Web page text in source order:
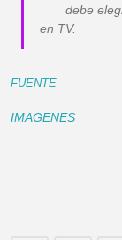
debe
en TV.
FUENTE
IMAGENES